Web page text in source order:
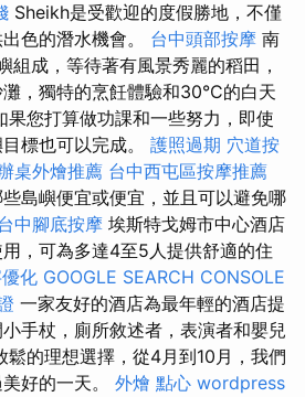
Sheikh是受歡迎的度假勝地，不僅
色的潛水機會。 台中頭部按摩 南
組成，等待著有風景秀麗的稻田，
，獨特的烹飪體驗和30°C的白天
果您打算做功課和一些努力，即使
標也可以完成。 護照過期 穴道按
桌外燴推薦 台中西屯區按摩推薦
島嶼便宜或便宜，並且可以避免哪
中腳底按摩 埃斯特戈姆市中心酒店
，可為多達4至5人提供舒適的住
化 GOOGLE SEARCH CONSOLE
一家友好的酒店為最年輕的酒店提
手杖，廁所敘述者，表演者和嬰兒
鬆的理想選擇，從4月到10月，我們
好的一天。 外燴 點心 wordpress